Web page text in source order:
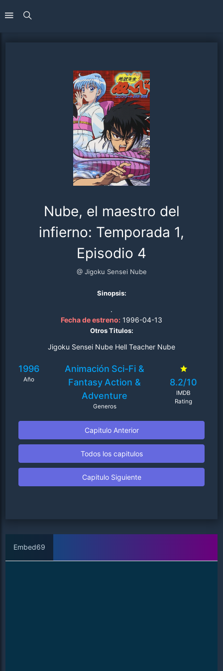
Nube, el maestro del
infierno: Temporada 1,
Episodio 4
@ Jigoku Sensei Nube
Sinopsis:
.
Fecha de estreno: 1996-04-13
Otros Titulos:
Jigoku Sensei Nube Hell Teacher Nube
1996
Año
Animación Sci-Fi &
Fantasy Action &
Adventure
Generos
8.2/10
IMDB
Rating
Capitulo Anterior
Todos los capitulos
Capitulo Siguiente
Embed69